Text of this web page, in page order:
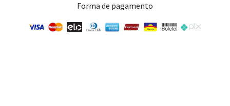
Forma de pagamento